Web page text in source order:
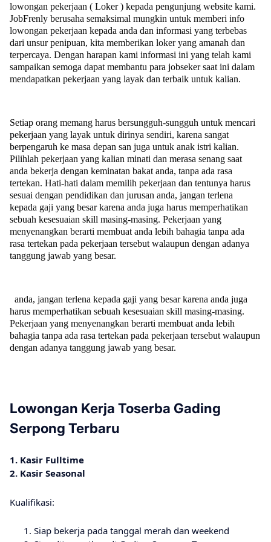
lowongan pekerjaan ( Loker ) kepada pengunjung website kami.
JobFrenly berusaha semaksimal mungkin untuk memberi info
lowongan pekerjaan kepada anda dan informasi yang terbebas
dari unsur penipuan, kita memberikan loker yang amanah dan
terpercaya. Dengan harapan kami informasi ini yang telah kami
sampaikan semoga dapat membantu para jobseker saat ini dalam
mendapatkan pekerjaan yang layak dan terbaik untuk kalian.
Setiap orang memang harus bersungguh-sungguh untuk mencari
pekerjaan yang layak untuk dirinya sendiri, karena sangat
berpengaruh ke masa depan san juga untuk anak istri kalian.
Pilihlah pekerjaan yang kalian minati dan merasa senang saat
anda bekerja dengan keminatan bakat anda, tanpa ada rasa
tertekan. Hati-hati dalam memilih pekerjaan dan tentunya harus
sesuai dengan pendidikan dan jurusan anda, jangan terlena
kepada gaji yang besar karena anda juga harus memperhatikan
sebuah kesesuaian skill masing-masing. Pekerjaan yang
menyenangkan berarti membuat anda lebih bahagia tanpa ada
rasa tertekan pada pekerjaan tersebut walaupun dengan adanya
tanggung jawab yang besar.
anda, jangan terlena kepada gaji yang besar karena anda juga
harus memperhatikan sebuah kesesuaian skill masing-masing.
Pekerjaan yang menyenangkan berarti membuat anda lebih
bahagia tanpa ada rasa tertekan pada pekerjaan tersebut walaupun
dengan adanya tanggung jawab yang besar.
Lowongan Kerja Toserba Gading
Serpong Terbaru
1. Kasir Fulltime
2. Kasir Seasonal
Kualifikasi:
Siap bekerja pada tanggal merah dan weekend